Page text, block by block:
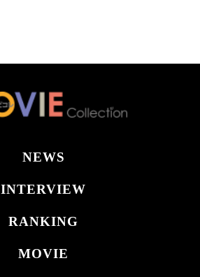
NEWS
INTERVIEW
RANKING
MOVIE